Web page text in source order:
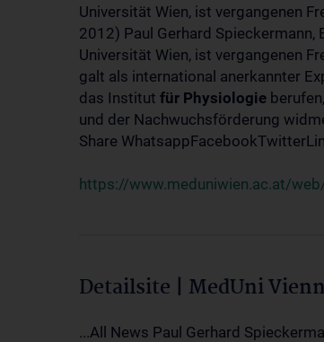
Universität Wien, ist vergangenen
2012) Paul Gerhard
Universität Wien, ist vergangenen
galt als international anerkannter
das Institut für Physiologie
und der Nachwuchsförderung
Share
https://www.meduniwien.ac.at/
Detailsite | MedUni
...All News Paul Gerhard